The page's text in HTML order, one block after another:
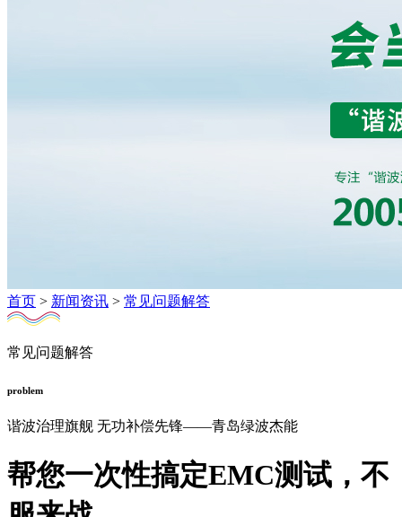
首页 > 新闻资讯 > 常见问题解答
常见问题解答
problem
谐波治理旗舰 无功补偿先锋——青岛绿波杰能
帮您一次性搞定EMC测试，不